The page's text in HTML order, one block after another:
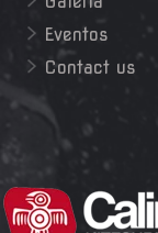
Eventos
Contact us